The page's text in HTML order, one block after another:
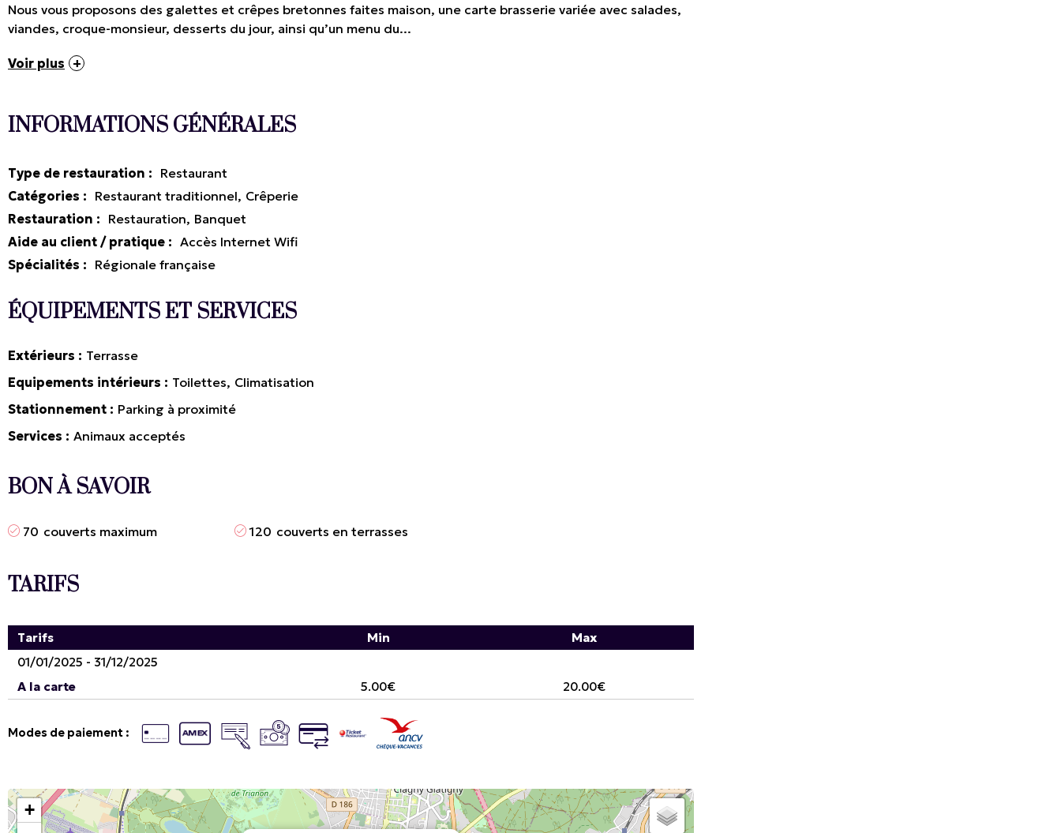
Nous vous proposons des galettes et crêpes bretonnes faites maison, une carte brasserie variée avec salades,
viandes, croque-monsieur, desserts du jour, ainsi qu’un menu du...
Voir plus
INFORMATIONS GÉNÉRALES
Type de restauration : Restaurant
Catégories : Restaurant traditionnel Crêperie
Restauration : Restauration Banquet
Aide au client / pratique : Accès Internet Wifi
Spécialités : Régionale française
ÉQUIPEMENTS ET SERVICES
Extérieurs
Terrasse
Equipements intérieurs
Toilettes Climatisation
Stationnement
Parking à proximité
Services
Animaux acceptés
BON À SAVOIR
70 couverts maximum 120 couverts en terrasses
TARIFS
Tarifs Min
Max
01/01/2025 - 31/12/2025
A la carte
5.00€ 20.00€
Modes de paiement :
+